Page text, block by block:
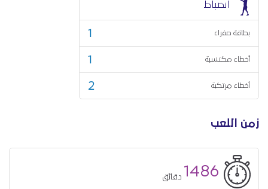
زمن اللعب
1486 دقائق
انضباط
بطاقة صفراء 1
أخطاء مكتسبة 1
أخطاء مرتكبة 2